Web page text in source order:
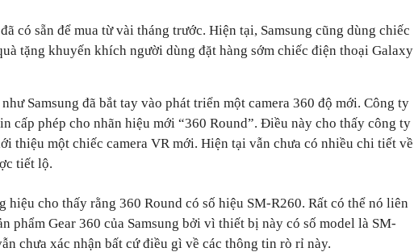
có sẵn để mua từ vài tháng trước. Hiện tại, Samsung cũng dùng chiếc
tặng khuyến khích người dùng đặt hàng sớm chiếc điện thoại Galaxy
Samsung đã bắt tay vào phát triển một camera 360 độ mới. Công ty
cấp phép cho nhãn hiệu mới “360 Round”. Điều này cho thấy công ty
thiệu một chiếc camera VR mới. Hiện tại vẫn chưa có nhiều chi tiết về
tiết lộ.
hiệu cho thấy rằng 360 Round có số hiệu SM-R260. Rất có thể nó liên
phẩm Gear 360 của Samsung bởi vì thiết bị này có số model là SM-
chưa xác nhận bất cứ điều gì về các thông tin rò rỉ này.